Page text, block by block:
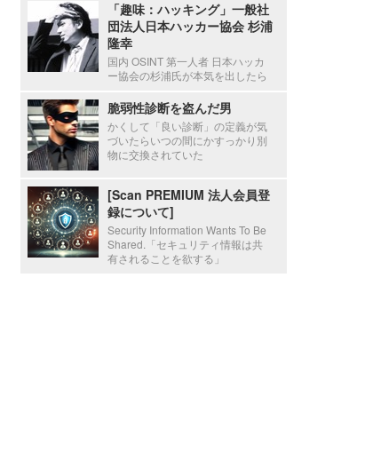
「趣味：ハッキング」一般社
団法人日本ハッカー協会 杉浦
隆幸
国内 OSINT 第一人者 日本ハッカ
ー協会の杉浦氏が本気を出したら
脆弱性診断を盗んだ男
かくして「良い診断」の定義が気
づいたらいつの間にかすっかり別
物に交換されていた
[Scan PREMIUM 法人会員登
録について]
Security Information Wants To Be
Shared.「セキュリティ情報は共
有されることを欲する」